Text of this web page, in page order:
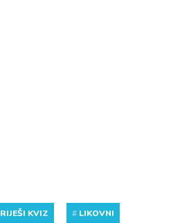
RIJEŠI KVIZ # LIKOVNI